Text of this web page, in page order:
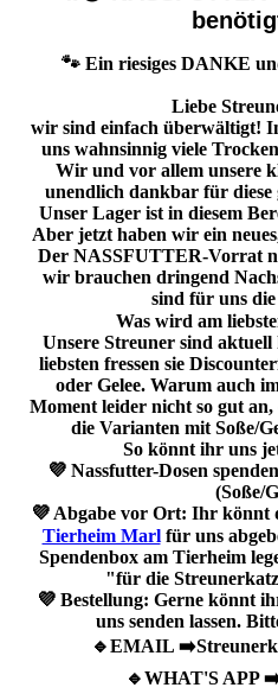
🐾 Ein riesiges DANKE
Liebe
wir sind einfach überwältigt!
uns wahnsinnig viele
Wir und vor allem unsere
unendlich dankbar für
Unser Lager ist in diesem
Aber jetzt haben wir ein
Der NASSFUTTER-Vorrat
wir brauchen dringend
sind für uns die
Was wird am
Unsere Streuner sind
liebsten fressen sie
oder Gelee. Warum auch
Moment leider nicht so gut
die Varianten mit Soße/
So könnt ihr uns
💜 Nassfutter-Dosen
(Soße/
💜 Abgabe vor Ort: Ihr könnt
Tierheim Marlfür uns
Spendenbox am Tierheim
"für die
💜 Bestellung: Gerne könnt
uns senden lassen.
🔹️EMAIL
🔹️WHAT'S APP